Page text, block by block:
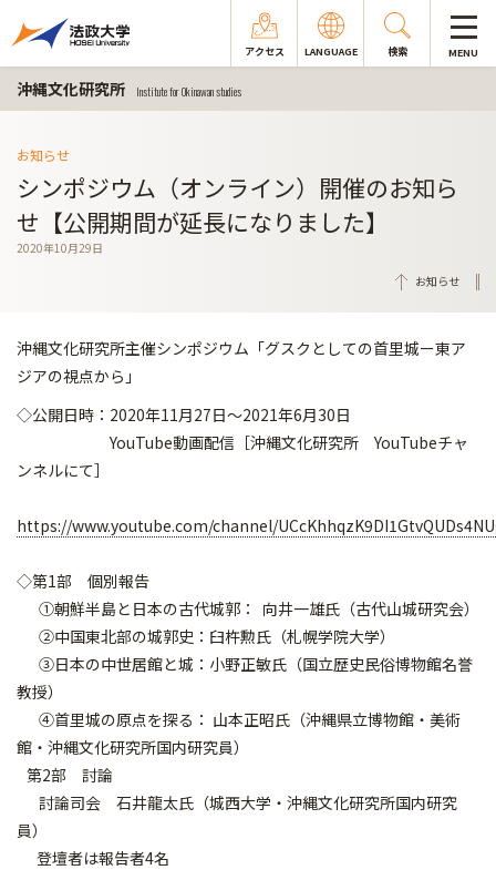
アクセス LANGUAGE 検索 MENU
沖縄文化研究所 Institute for Okinawan studies
お知らせ
シンポジウム（オンライン）開催のお知ら
せ【公開期間が延長になりました】
2020年10月29日
お知らせ
沖縄文化研究所主催シンポジウム「グスクとしての首里城ー東ア
ジアの視点から」
◇公開日時：2020年11月27日～2021年6月30日
YouTube動画配信［沖縄文化研究所 YouTubeチャ
ンネルにて］
https://www.youtube.com/channel/
◇第1部 個別報告
①朝鮮半島と日本の古代城郭： 向井一雄氏（古代山城研究会）
②中国東北部の城郭史：臼杵勲氏（札幌学院大学）
③日本の中世居館と城：小野正敏氏（国立歴史民俗博物館名誉
教授）
④首里城の原点を探る： 山本正昭氏（沖縄県立博物館・美術
館・沖縄文化研究所国内研究員）
第2部 討論
討論司会 石井龍太氏（城西大学・沖縄文化研究所国内研究
員）
登壇者は報告者4名